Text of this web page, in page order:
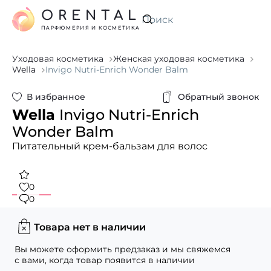
Искать
ORENTAL
ПАРФЮМЕРИЯ И КОСМЕТИКА
Уходовая косметика
Женская уходовая косметика
Wella
Invigo Nutri-Enrich Wonder Balm
В избранное Обратный звонок
Wella Invigo Nutri-Enrich
Wonder Balm
Питательный крем-бальзам для волос
0
0
Товара нет в наличии
Вы можете оформить предзаказ и мы свяжемся
с вами, когда товар появится в наличии